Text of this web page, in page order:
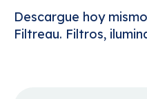
Descargue hoy
Filtreau. Filtros,